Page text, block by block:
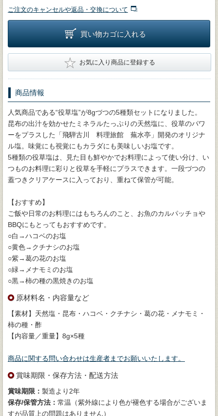
ご注文のキャンセルや返品・交換について
買い物カゴに入れる
★ お気に入り商品に登録する
商品情報
人気商品である“役草塩”が8gづつの5種類セットになりました。
昆布の出汁を効かせたミネラルたっぷりの天然塩に、役草のパワ
ーをプラスした「飛騨古川 料理旅館 蕪水亭」開発のオリジナ
ル塩。味覚にも視覚にもカラダにも美味しいお塩です。
5種類の役草塩は、見た目も鮮やかでお料理によって使い分け、い
つものお料理に彩りと役草を手軽にプラスできます。一段づつの
蓋つきクリアケースに入っており、重ねて保管が可能。
【おすすめ】
ご飯や日常のお料理にはもちろんのこと、お魚のカルパッチョや
BBQにもとってもおすすめです。
○白→ハコベのお塩
○黄色→クチナシのお塩
○紫→葛の花のお塩
○緑→メナモミのお塩
○黒→柿の種の黒焼きのお塩
原材料名・内容量など
【素材】天然塩・昆布・ハコベ・クチナシ・葛の花・メナモミ・
柿の種・酢
【内容量／重量】8g×5種
商品に関する問い合わせは生産者までお願いいたします。
賞味期限・保存方法・配送方法
賞味期限： 製造より2年
保存/保管方法： 常温（紫外線により色が褪色する場合がございま
すが品質上の問題はありません）